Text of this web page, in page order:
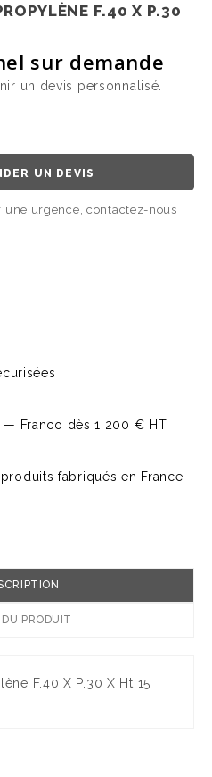
F.40 X P.30
sur demande
un devis personnalisé.
UN DEVIS
une urgence, contactez-nous
— Franco dès 1 200 € HT
fabriqués en France
PRODUIT
F.40 X P.30 X Ht 15